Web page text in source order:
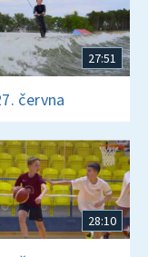
27:51
června
28:10